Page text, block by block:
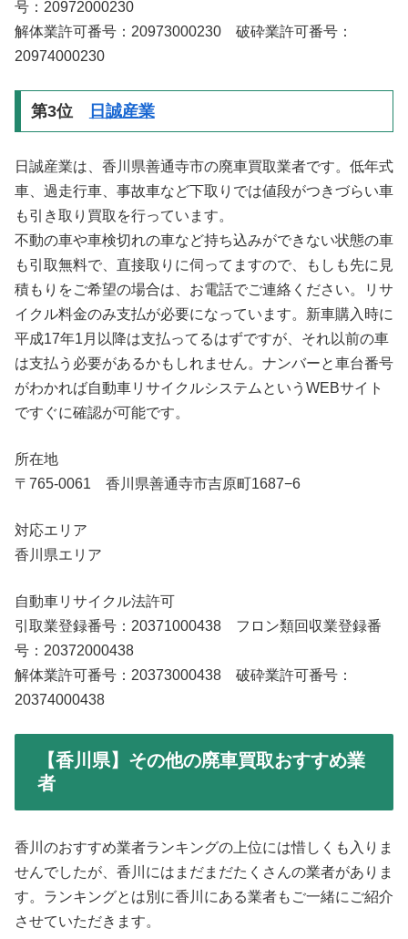
号：20972000230
解体業許可番号：20973000230 破砕業許可番号：
20974000230
第3位 日誠産業
日誠産業は、香川県善通寺市の廃車買取業者です。低年式
車、過走行車、事故車など下取りでは値段がつきづらい車
も引き取り買取を行っています。
不動の車や車検切れの車など持ち込みができない状態の車
も引取無料で、直接取りに伺ってますので、もしも先に見
積もりをご希望の場合は、お電話でご連絡ください。リサ
イクル料金のみ支払が必要になっています。新車購入時に
平成17年1月以降は支払ってるはずですが、それ以前の車
は支払う必要があるかもしれません。ナンバーと車台番号
がわかれば自動車リサイクルシステムというWEBサイト
ですぐに確認が可能です。
所在地
〒765-0061 香川県善通寺市吉原町1687−6
対応エリア
香川県エリア
自動車リサイクル法許可
引取業登録番号：20371000438 フロン類回収業登録番
号：20372000438
解体業許可番号：20373000438 破砕業許可番号：
20374000438
【香川県】その他の廃車買取おすすめ業
者
香川のおすすめ業者ランキングの上位には惜しくも入りま
せんでしたが、香川にはまだまだたくさんの業者がありま
す。ランキングとは別に香川にある業者もご一緒にご紹介
させていただきます。